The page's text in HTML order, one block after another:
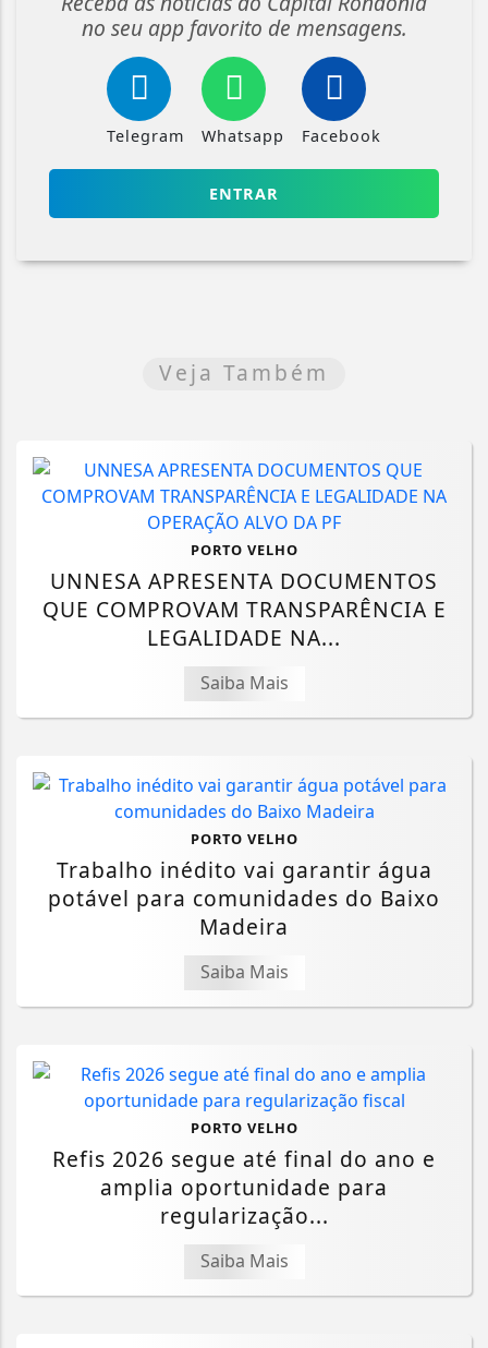
no seu app favorito de mensagens.
Telegram Whatsapp Facebook
ENTRAR
Veja Também
PORTO VELHO
UNNESA APRESENTA DOCUMENTOS
QUE COMPROVAM TRANSPARÊNCIA E
LEGALIDADE NA...
Saiba Mais
PORTO VELHO
Trabalho inédito vai garantir água
potável para comunidades do Baixo
Madeira
Saiba Mais
PORTO VELHO
Refis 2026 segue até final do ano e
amplia oportunidade para
regularização...
Saiba Mais